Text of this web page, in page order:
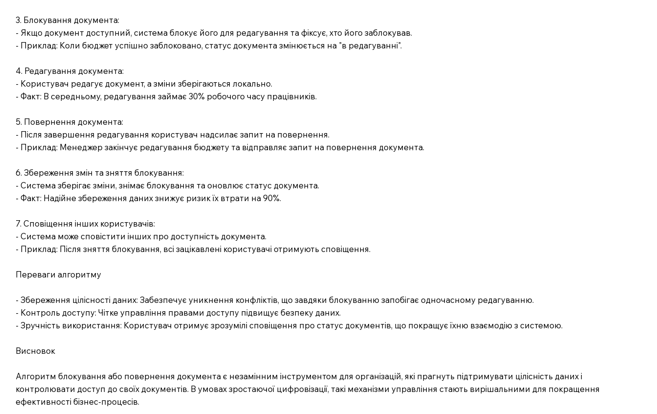
3. Блокування документа:
- Якщо документ доступний, система блокує його для редагування та фіксує, хто його заблокував.
- Приклад: Коли бюджет успішно заблоковано, статус документа змінюється на "в редагуванні".
4. Редагування документа:
- Користувач редагує документ, а зміни зберігаються локально.
- Факт: В середньому, редагування займає 30% робочого часу працівників.
5. Повернення документа:
- Після завершення редагування користувач надсилає запит на повернення.
- Приклад: Менеджер закінчує редагування бюджету та відправляє запит на повернення документа.
6. Збереження змін та зняття блокування:
- Система зберігає зміни, знімає блокування та оновлює статус документа.
- Факт: Надійне збереження даних знижує ризик їх втрати на 90%.
7. Сповіщення інших користувачів:
- Система може сповістити інших про доступність документа.
- Приклад: Після зняття блокування, всі зацікавлені користувачі отримують сповіщення.
Переваги алгоритму
- Збереження цілісності даних: Забезпечує уникнення конфліктів, що завдяки блокуванню запобігає одночасному редагуванню.
- Контроль доступу: Чітке управління правами доступу підвищує безпеку даних.
- Зручність використання: Користувач отримує зрозумілі сповіщення про статус документів, що покращує їхню взаємодію з системою.
Висновок
Алгоритм блокування або повернення документа є незамінним інструментом для організацій, які прагнуть підтримувати цілісність даних і
контролювати доступ до своїх документів. В умовах зростаючої цифровізації, такі механізми управління стають вирішальними для покращення
ефективності бізнес-процесів.